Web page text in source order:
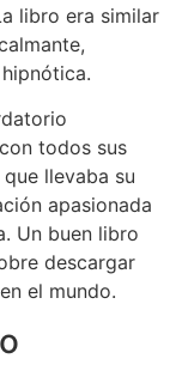
libro era similar
todos sus
llevaba su
apasionada
Un buen libro
descargar
el mundo.